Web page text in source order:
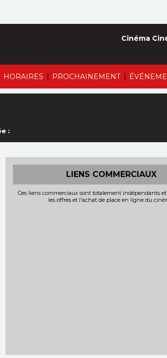
HORAIRES | PROCHAINEMENT |
Cinéma
:
LIENS COMMERCIAUX
Ces liens commerciaux sont totalement indépendants et
les offres et l'achat de place en ligne du